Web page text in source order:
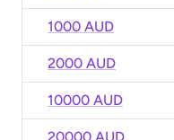
1000 AUD
2000 AUD
10000 AUD